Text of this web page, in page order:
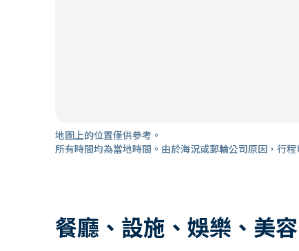
地圖上的位置僅供參考。
所有時間均為當地時間。由於海況或郵輪公司原因，行
餐廳、設施、娛樂、美容